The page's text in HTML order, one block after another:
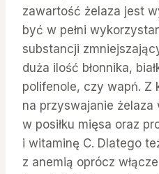
zawartość żelaza jest
być w pełni
substancji
duża ilość błonnika,
polifenole, czy wapń. Z
na przyswajanie żelaza
w posiłku mięsa oraz
i witaminę C. Dlatego
z anemią oprócz